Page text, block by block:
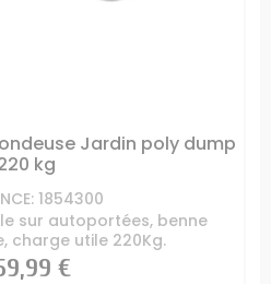
Jardin poly dump
kg
1854300
sur autoportées, benne
charge utile 220Kg.
€